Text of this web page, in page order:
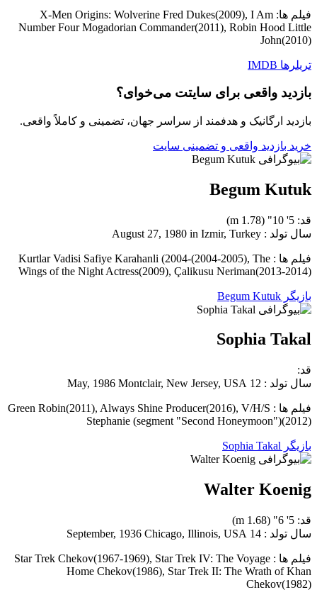
فیلم ها: X-Men Origins: Wolverine Fred Dukes(2009), I Am
Number Four Mogadorian Commander(2011), Robin Hood Little
John(2010)
تریلرها IMDB
بازدید واقعی برای سایتت می‌خوای؟
بازدید ارگانیک و هدفمند از سراسر جهان، تضمینی و کاملاً واقعی.
خرید بازدید واقعی و تضمینی سایت
Begum Kutuk
قد: 5' 10" (1.78 m)
سال تولد : August 27, 1980 in Izmir, Turkey
فیلم ها : Kurtlar Vadisi Safiye Karahanli (2004-(2004-2005), The
Wings of the Night Actress(2009), Çalikusu Neriman(2013-2014)
بازیگر Begum Kutuk
Sophia Takal
قد:
سال تولد : 12 May, 1986 Montclair, New Jersey, USA
فیلم ها : Green Robin(2011), Always Shine Producer(2016), V/H/S
Stephanie (segment "Second Honeymoon")(2012)
بازیگر Sophia Takal
Walter Koenig
قد: 5' 6" (1.68 m)
سال تولد : 14 September, 1936 Chicago, Illinois, USA
فیلم ها : Star Trek Chekov(1967-1969), Star Trek IV: The Voyage
Home Chekov(1986), Star Trek II: The Wrath of Khan
Chekov(1982)